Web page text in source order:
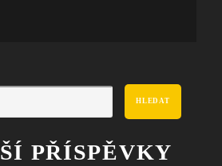
HLEDAT
PŘÍSPĚVKY